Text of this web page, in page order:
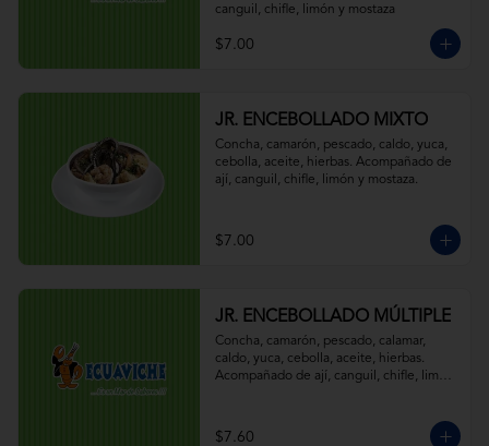
canguil, chifle, limón y mostaza
$7.00
JR. ENCEBOLLADO MIXTO
Concha, camarón, pescado, caldo, yuca,
cebolla, aceite, hierbas. Acompañado de
ají, canguil, chifle, limón y mostaza.
$7.00
JR. ENCEBOLLADO MÚLTIPLE
Concha, camarón, pescado, calamar,
caldo, yuca, cebolla, aceite, hierbas.
Acompañado de ají, canguil, chifle, limón
$7.60